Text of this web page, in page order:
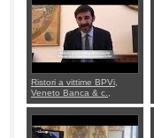
Ristori a vittime BPVi,
Veneto Banca & c.,
appello al sottosegretario
Alessio Villarosa: per
mettere ordine convochi
con Di Maio CNCU a